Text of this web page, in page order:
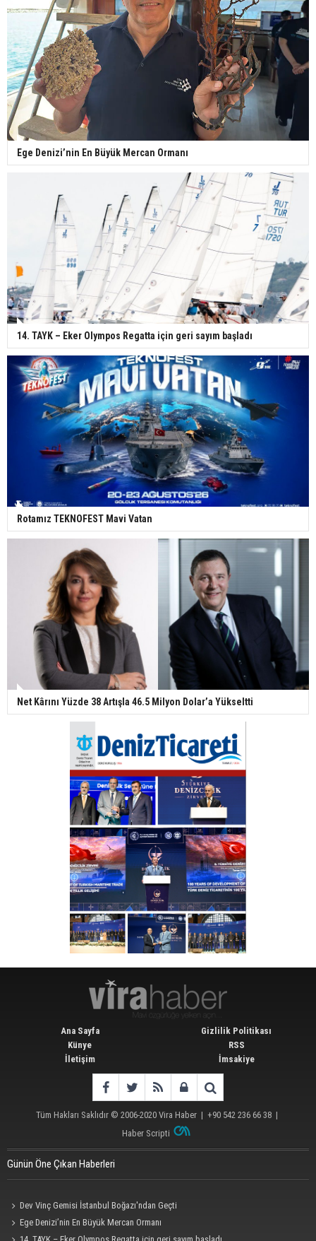
Ege Denizi’nin En Büyük Mercan Ormanı
14. TAYK – Eker Olympos Regatta için geri sayım başladı
Rotamız TEKNOFEST Mavi Vatan
Net Kârını Yüzde 38 Artışla 46.5 Milyon Dolar’a Yükseltti
Ana Sayfa
Künye
İletişim
Gizlilik Politikası
RSS
İmsakiye
Tüm Hakları Saklıdır © 2006-2020 Vira Haber | +90 542 236 66 38 |
Haber Scripti
Günün Öne Çıkan Haberleri
Dev Vinç Gemisi İstanbul Boğazı'ndan Geçti
Ege Denizi’nin En Büyük Mercan Ormanı